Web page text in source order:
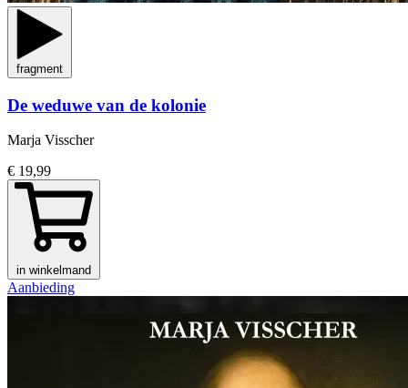
fragment
De weduwe van de kolonie
Marja Visscher
€ 19,99
in winkelmand
Aanbieding